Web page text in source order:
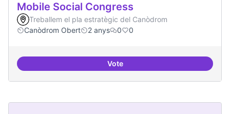
Mobile Social Congress
Treballem el pla estratègic del Canòdrom
Canòdrom Obert
2 anys 0 0
VoteMobile Social Congress